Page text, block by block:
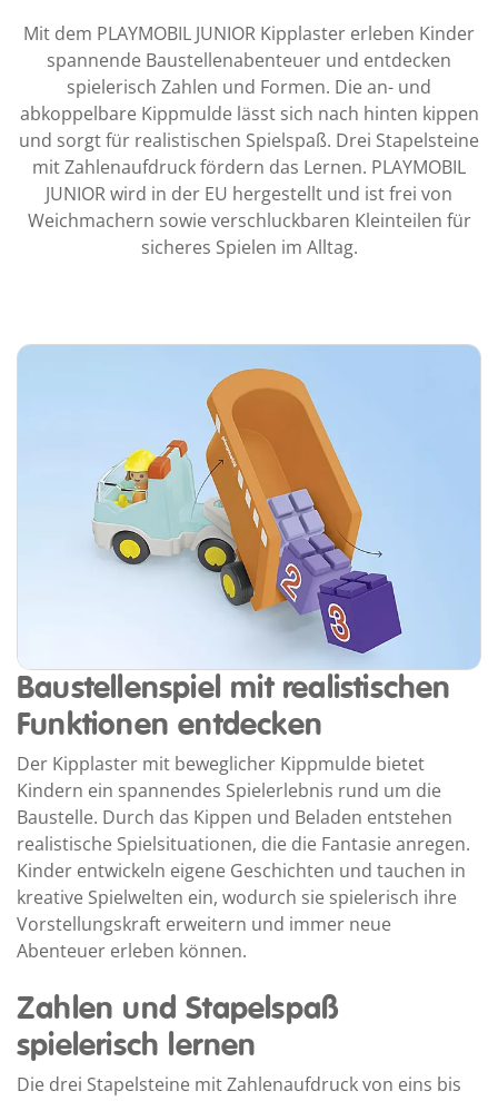
Mit dem PLAYMOBIL JUNIOR Kipplaster erleben Kinder
spannende Baustellenabenteuer und entdecken
spielerisch Zahlen und Formen. Die an- und
abkoppelbare Kippmulde lässt sich nach hinten kippen
und sorgt für realistischen Spielspaß. Drei Stapelsteine
mit Zahlenaufdruck fördern das Lernen. PLAYMOBIL
JUNIOR wird in der EU hergestellt und ist frei von
Weichmachern sowie verschluckbaren Kleinteilen für
sicheres Spielen im Alltag.
Baustellenspiel mit realistischen
Funktionen entdecken
Der Kipplaster mit beweglicher Kippmulde bietet
Kindern ein spannendes Spielerlebnis rund um die
Baustelle. Durch das Kippen und Beladen entstehen
realistische Spielsituationen, die die Fantasie anregen.
Kinder entwickeln eigene Geschichten und tauchen in
kreative Spielwelten ein, wodurch sie spielerisch ihre
Vorstellungskraft erweitern und immer neue
Abenteuer erleben können.
Zahlen und Stapelspaß
spielerisch lernen
Die drei Stapelsteine mit Zahlenaufdruck von eins bis